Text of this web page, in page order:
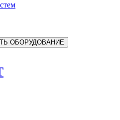
ОБОРУДОВАНИЕ